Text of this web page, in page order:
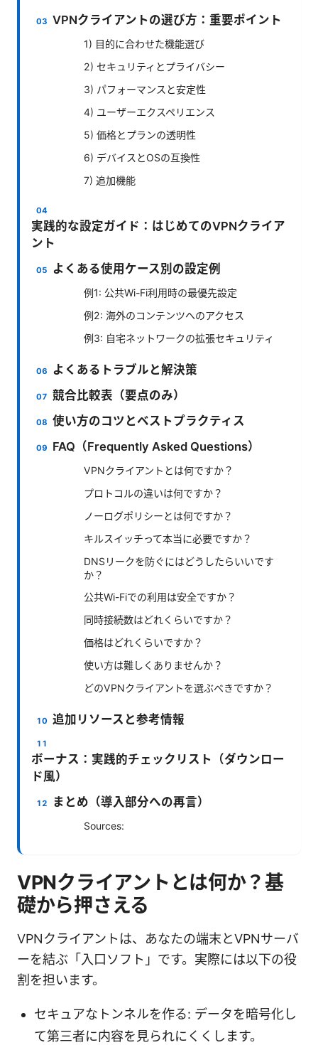
VPNクライアントの選び方：重要ポイント
1) 目的に合わせた機能選び
2) セキュリティとプライバシー
3) パフォーマンスと安定性
4) ユーザーエクスペリエンス
5) 価格とプランの透明性
6) デバイスとOSの互換性
7) 追加機能
実践的な設定ガイド：はじめてのVPNクライア
ント
よくある使用ケース別の設定例
例1: 公共Wi-Fi利用時の最優先設定
例2: 海外のコンテンツへのアクセス
例3: 自宅ネットワークの拡張セキュリティ
よくあるトラブルと解決策
競合比較表（要点のみ）
使い方のコツとベストプラクティス
FAQ（Frequently Asked Questions）
VPNクライアントとは何ですか？
プロトコルの違いは何ですか？
ノーログポリシーとは何ですか？
キルスイッチって本当に必要ですか？
DNSリークを防ぐにはどうしたらいいです
か？
公共Wi-Fiでの利用は安全ですか？
同時接続数はどれくらいですか？
価格はどれくらいですか？
使い方は難しくありませんか？
どのVPNクライアントを選ぶべきですか？
追加リソースと参考情報
ボーナス：実践的チェックリスト（ダウンロー
ド風）
まとめ（導入部分への再言）
Sources:
VPNクライアントとは何か？基
礎から押さえる
VPNクライアントは、あなたの端末とVPNサーバ
ーを結ぶ「入口ソフト」です。実際には以下の役
割を担います。
セキュアなトンネルを作る: データを暗号化し
て第三者に内容を見られにくくします。